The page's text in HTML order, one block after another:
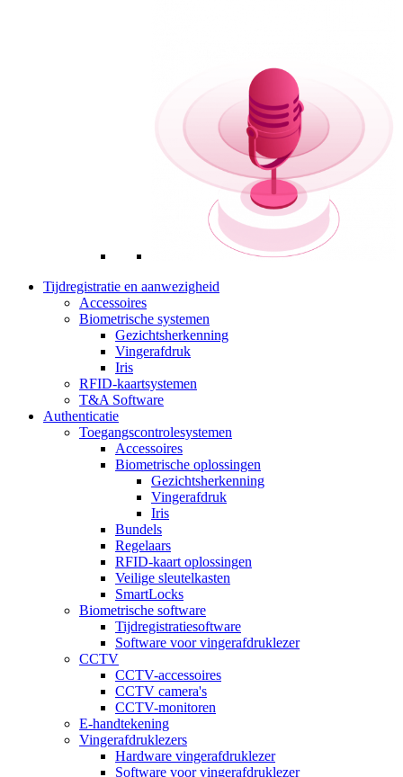
Tijdregistratie en aanwezigheid
Accessoires
Biometrische systemen
Gezichtsherkenning
Vingerafdruk
Iris
RFID-kaartsystemen
T&A Software
Authenticatie
Toegangscontrolesystemen
Accessoires
Biometrische oplossingen
Gezichtsherkenning
Vingerafdruk
Iris
Bundels
Regelaars
RFID-kaart oplossingen
Veilige sleutelkasten
SmartLocks
Biometrische software
Tijdregistratiesoftware
Software voor vingerafdruklezer
CCTV
CCTV-accessoires
CCTV camera's
CCTV-monitoren
E-handtekening
Vingerafdruklezers
Hardware vingerafdruklezer
Software voor vingerafdruklezer